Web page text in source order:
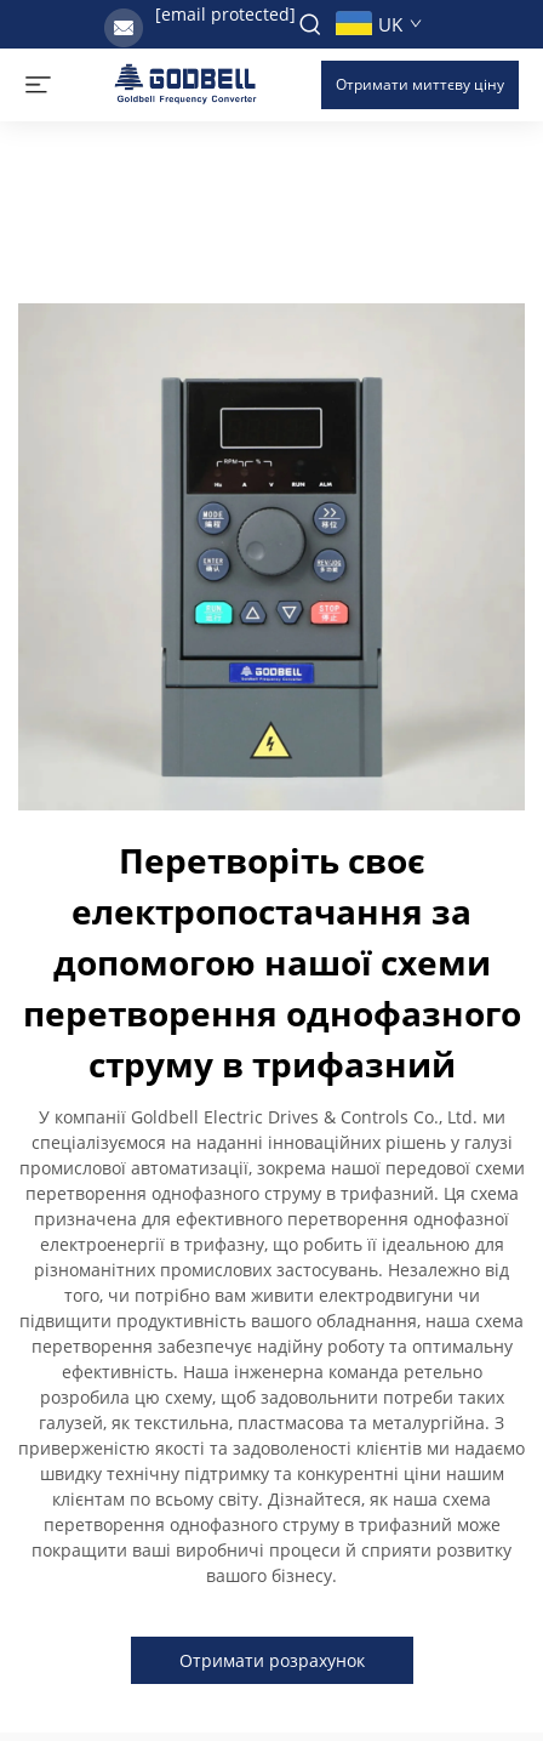
[email protected] UK
Отримати миттєву ціну
Перетворіть своє
електропостачання за
допомогою нашої схеми
перетворення однофазного
струму в трифазний
У компанії Goldbell Electric Drives & Controls Co., Ltd. ми
спеціалізуємося на наданні інноваційних рішень у галузі
промислової автоматизації, зокрема нашої передової схеми
перетворення однофазного струму в трифазний. Ця схема
призначена для ефективного перетворення однофазної
електроенергії в трифазну, що робить її ідеальною для
різноманітних промислових застосувань. Незалежно від
того, чи потрібно вам живити електродвигуни чи
підвищити продуктивність вашого обладнання, наша схема
перетворення забезпечує надійну роботу та оптимальну
ефективність. Наша інженерна команда ретельно
розробила цю схему, щоб задовольнити потреби таких
галузей, як текстильна, пластмасова та металургійна. З
приверженістю якості та задоволеності клієнтів ми надаємо
швидку технічну підтримку та конкурентні ціни нашим
клієнтам по всьому світу. Дізнайтеся, як наша схема
перетворення однофазного струму в трифазний може
покращити ваші виробничі процеси й сприяти розвитку
вашого бізнесу.
Отримати розрахунок